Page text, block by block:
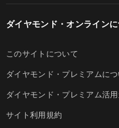
ダイヤモンド・オンライン
このサイトについて
ダイヤモンド・プレミアムに
ダイヤモンド・プレミアム活
サイト利用規約